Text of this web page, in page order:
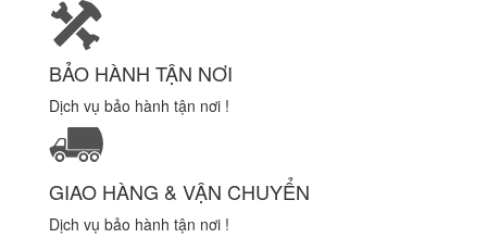
BẢO HÀNH TẬN NƠI
Dịch vụ bảo hành tận nơi !
GIAO HÀNG & VẬN CHUYỂN
Dịch vụ bảo hành tận nơi !